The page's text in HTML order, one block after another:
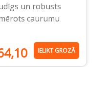
un robusts
caurumu
IELIKT GROZĀ